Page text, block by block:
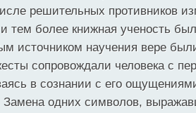
решительных противников
и тем более книжная ученость
источником научения вере
сопровождали человека с
в сознании с его
одних символов,